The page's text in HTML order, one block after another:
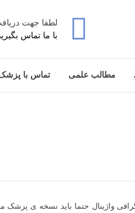
لطفا جهت
با ما تماس
مطالب علمی تماس با
واژینال حتما باید نسخه ی